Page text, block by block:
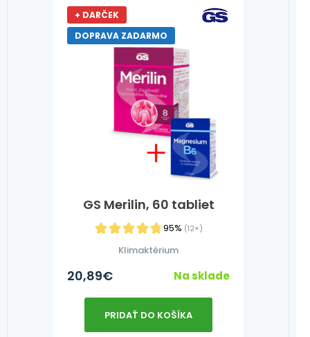
GS Merilin, 60 tabliet
95% (12×)
+ DARČEK
DOPRAVA ZADARMO
Klimaktérium
20,89€ Na sklade
PRIDAŤ DO KOŠÍKA